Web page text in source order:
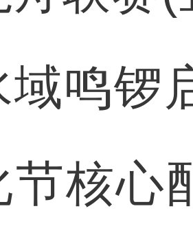
域鸣锣
节核心